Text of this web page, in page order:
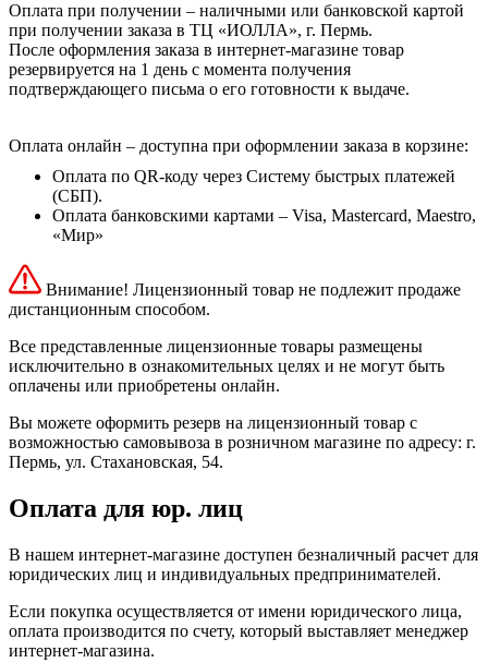
Оплата при получении – наличными или банковской картой
при получении заказа в ТЦ «ИОЛЛА», г. Пермь.
После оформления заказа в интернет-магазине товар
резервируется на 1 день с момента получения
подтверждающего письма о его готовности к выдаче.
Оплата онлайн – доступна при оформлении заказа в корзине:
Оплата по QR-коду через Систему быстрых платежей
(СБП).
Оплата банковскими картами – Visa, Mastercard, Maestro,
«Мир»
Внимание! Лицензионный товар не подлежит продаже
дистанционным способом.
Все представленные лицензионные товары размещены
исключительно в ознакомительных целях и не могут быть
оплачены или приобретены онлайн.
Вы можете оформить резерв на лицензионный товар с
возможностью самовывоза в розничном магазине по адресу: г.
Пермь, ул. Стахановская, 54.
Оплата для юр. лиц
В нашем интернет-магазине доступен безналичный расчет для
юридических лиц и индивидуальных предпринимателей.
Если покупка осуществляется от имени юридического лица,
оплата производится по счету, который выставляет менеджер
интернет-магазина.